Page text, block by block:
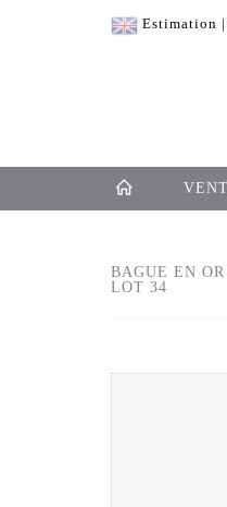
Estimation |
BAGUE EN
LOT 34